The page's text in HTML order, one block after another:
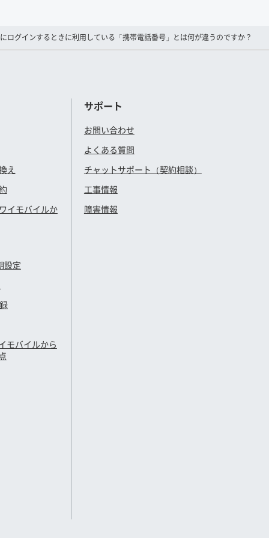
ログインするときに利用している「携帯電話番号」とは何が違うのですか？
え
イモバイルか
設定
モバイルから
サポート
お問い合わせ
よくある質問
チャットサポート（契約相談）
工事情報
障害情報